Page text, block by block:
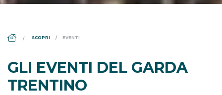
SCOPRI EVENTI
GLI EVENTI DEL GARDA
TRENTINO